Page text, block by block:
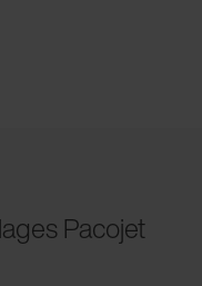
Pacojet